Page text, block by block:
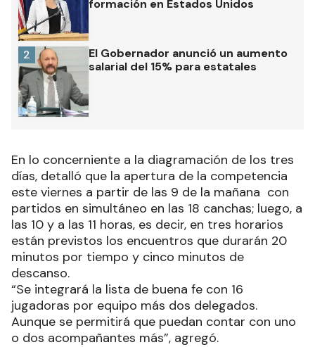
formación en Estados Unidos
El Gobernador anunció un aumento
salarial del 15% para estatales
2
En lo concerniente a la diagramación de los tres
días, detalló que la apertura de la competencia
este viernes a partir de las 9 de la mañana con
partidos en simultáneo en las 18 canchas; luego, a
las 10 y a las 11 horas, es decir, en tres horarios
están previstos los encuentros que durarán 20
minutos por tiempo y cinco minutos de
descanso.
“Se integrará la lista de buena fe con 16
jugadoras por equipo más dos delegados.
Aunque se permitirá que puedan contar con uno
o dos acompañantes más”, agregó.